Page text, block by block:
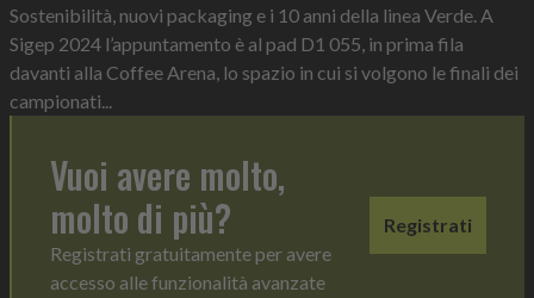
Sostenibilità, nuovi packaging e i 10 anni della linea Verde. A
Sigep 2024 l’appuntamento è al pad D1 055, in prima fila
davanti alla Coffee Arena, lo spazio in cui si volgono le finali dei
campionati...
Vuoi avere molto,
molto di più?
Registrati gratuitamente per avere
accesso alle funzionalità avanzate
Registrati